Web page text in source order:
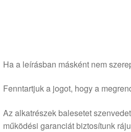
Ha a leírásban másként nem
Fenntartjuk a jogot, hogy a
Az alkatrészek balesetet
működési garanciát biztosítunk